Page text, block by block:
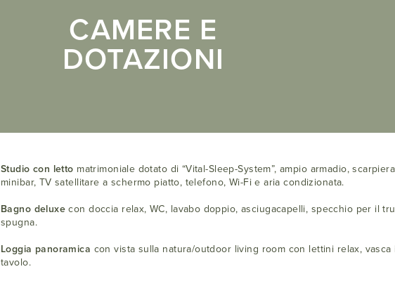
CAMERE E
DOTAZIONI
Studio con letto matrimoniale dotato di “Vital-Sleep-System”, ampio armadio,
minibar, TV satellitare a schermo piatto, telefono, Wi-Fi e aria condizionata.
Bagno deluxecon doccia relax, WC, lavabo doppio, asciugacapelli, specchio per il
spugna.
Loggia panoramica con vista sulla natura/outdoor living room con lettini relax,
tavolo.